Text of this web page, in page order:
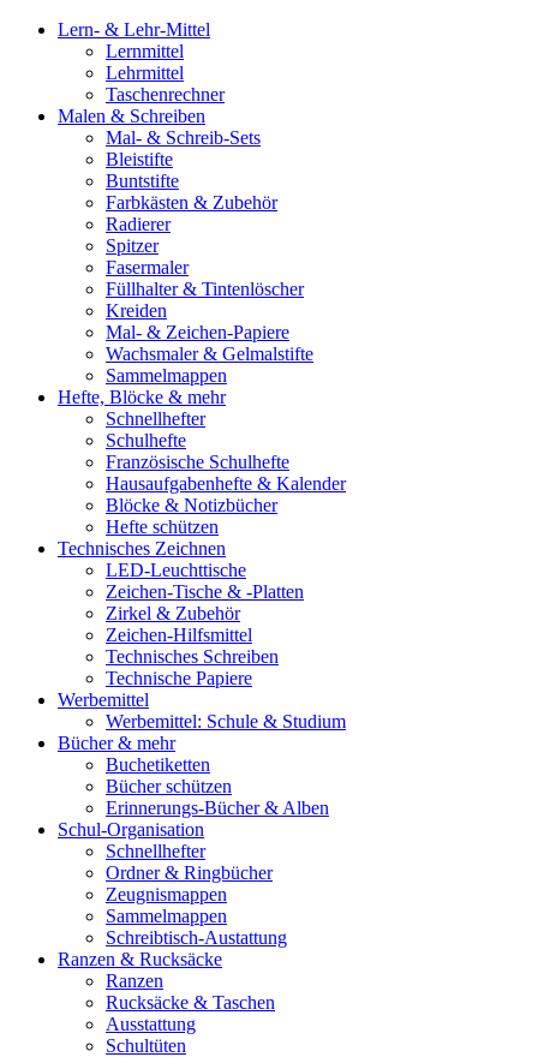
Lern- & Lehr-Mittel
Lernmittel
Lehrmittel
Taschenrechner
Malen & Schreiben
Mal- & Schreib-Sets
Bleistifte
Buntstifte
Farbkästen & Zubehör
Radierer
Spitzer
Fasermaler
Füllhalter & Tintenlöscher
Kreiden
Mal- & Zeichen-Papiere
Wachsmaler & Gelmalstifte
Sammelmappen
Hefte, Blöcke & mehr
Schnellhefter
Schulhefte
Französische Schulhefte
Hausaufgabenhefte & Kalender
Blöcke & Notizbücher
Hefte schützen
Technisches Zeichnen
LED-Leuchttische
Zeichen-Tische & -Platten
Zirkel & Zubehör
Zeichen-Hilfsmittel
Technisches Schreiben
Technische Papiere
Werbemittel
Werbemittel: Schule & Studium
Bücher & mehr
Buchetiketten
Bücher schützen
Erinnerungs-Bücher & Alben
Schul-Organisation
Schnellhefter
Ordner & Ringbücher
Zeugnismappen
Sammelmappen
Schreibtisch-Austattung
Ranzen & Rucksäcke
Ranzen
Rucksäcke & Taschen
Ausstattung
Schultüten